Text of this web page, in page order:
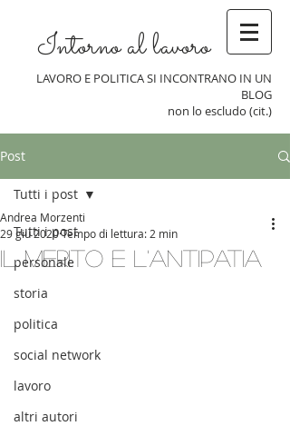
Intorno al lavoro
LAVORO E POLITICA SI INCONTRANO IN UN
BLOG
non lo escludo (cit.)
Post
Tutti i post
personale
storia
politica
social network
lavoro
altri autori
Tutti i post
Il merito e l'antipatia
Andrea Morzenti
29 giu 2020Tempo di lettura: 2 min